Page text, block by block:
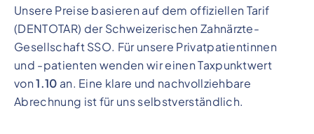
Unsere Preise basieren auf dem offiziellen Tarif
(DENTOTAR) der Schweizerischen Zahnärzte-
Gesellschaft SSO. Für unsere Privatpatientinnen
und -patienten wenden wir einen Taxpunktwert
von1.10 an. Eine klare und nachvollziehbare
Abrechnung ist für uns selbstverständlich.